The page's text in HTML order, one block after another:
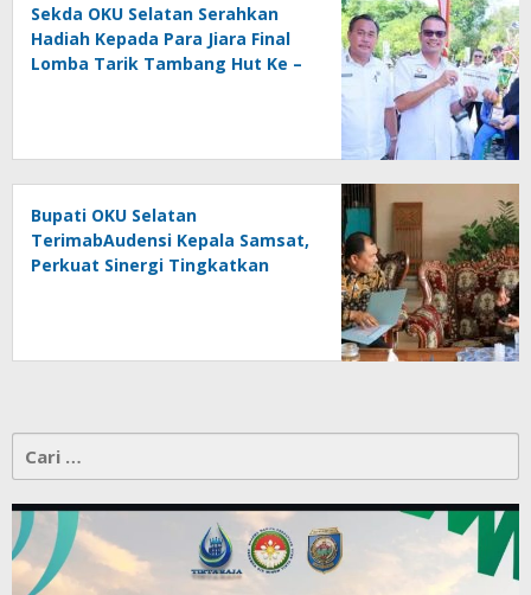
Sekda OKU Selatan Serahkan
Hadiah Kepada Para Jiara Final
Lomba Tarik Tambang Hut Ke –
Bupati OKU Selatan
TerimabAudensi Kepala Samsat,
Perkuat Sinergi Tingkatkan
untuk: